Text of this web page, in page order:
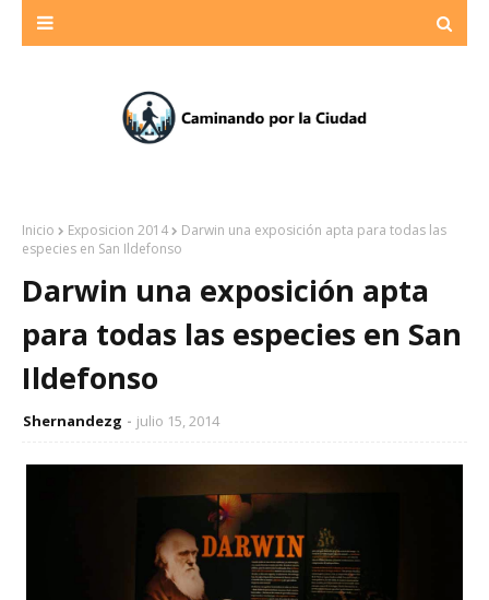
Inicio Exposicion 2014
Darwin una exposición apta para todas las
especies en San Ildefonso
Darwin una exposición apta
para todas las especies en San
Ildefonso
Shernandezg julio 15, 2014